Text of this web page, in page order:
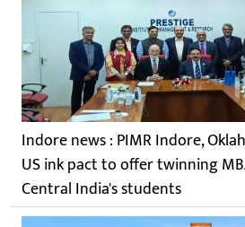
Indore news : PIMR Indore,
US ink pact to offer twinning
Central India's students